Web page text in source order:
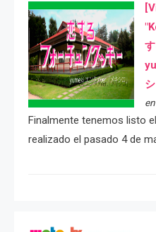
シ
Finalmente tenemos listo
realizado el pasado 4 de